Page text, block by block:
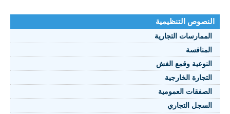
النصوص التنظيمية
الممارسات التجارية
المنافسة
النوعية وقمع الغش
التجارة الخارجية
الصفقات العمومية
السجل التجاري